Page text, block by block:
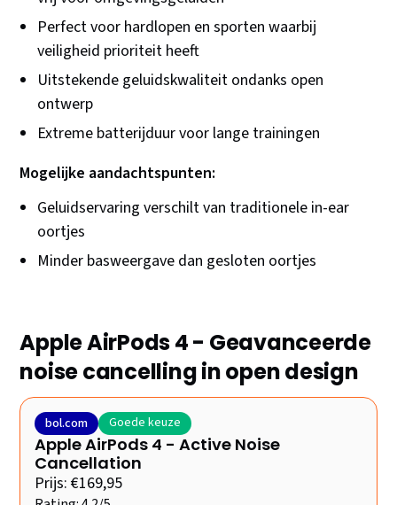
Perfect voor hardlopen en sporten waarbij
veiligheid prioriteit heeft
Uitstekende geluidskwaliteit ondanks open
ontwerp
Extreme batterijduur voor lange trainingen
Mogelijke aandachtspunten:
Geluidservaring verschilt van traditionele in-ear
oortjes
Minder basweergave dan gesloten oortjes
Apple AirPods 4 - Geavanceerde
noise cancelling in open design
bol.com Goede keuze
Apple AirPods 4 - Active Noise
Cancellation
Prijs: €169,95